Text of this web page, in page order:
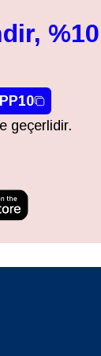
%10
geçerlidir.